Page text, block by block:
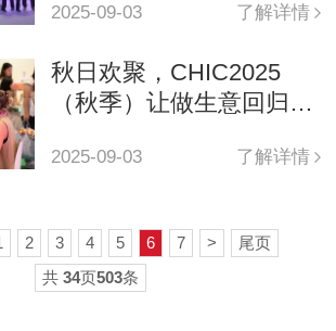
装博览会智启未来
2025-09-03 了解详情
秋日欢聚，CHIC2025
（秋季）让做生意回归简
2025-09-03 了解详情
2 3 4 5 6 7 >
尾页
共 34页503条